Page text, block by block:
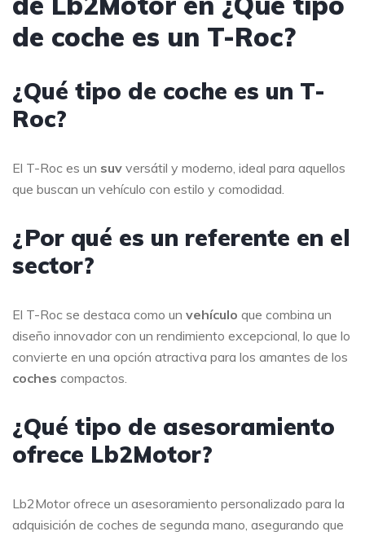
de coche es un T-Roc?
¿Qué tipo de coche es un T-
Roc?
El T-Roc es un suv versátil y moderno, ideal para aquellos
que buscan un vehículo con estilo y comodidad.
¿Por qué es un referente en el
sector?
El T-Roc se destaca como un vehículo que combina un
diseño innovador con un rendimiento excepcional, lo que lo
convierte en una opción atractiva para los amantes de los
coches compactos.
¿Qué tipo de asesoramiento
ofrece Lb2Motor?
Lb2Motor ofrece un asesoramiento personalizado para la
adquisición de coches de segunda mano, asegurando que